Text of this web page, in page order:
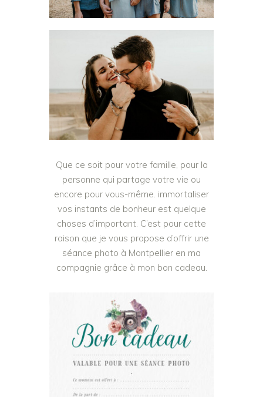
Que ce soit pour votre famille, pour la
personne qui partage votre vie ou
encore pour vous-même. immortaliser
vos instants de bonheur est quelque
choses d’important. C’est pour cette
raison que je vous propose d’offrir une
séance photo à Montpellier en ma
compagnie grâce à mon bon cadeau.